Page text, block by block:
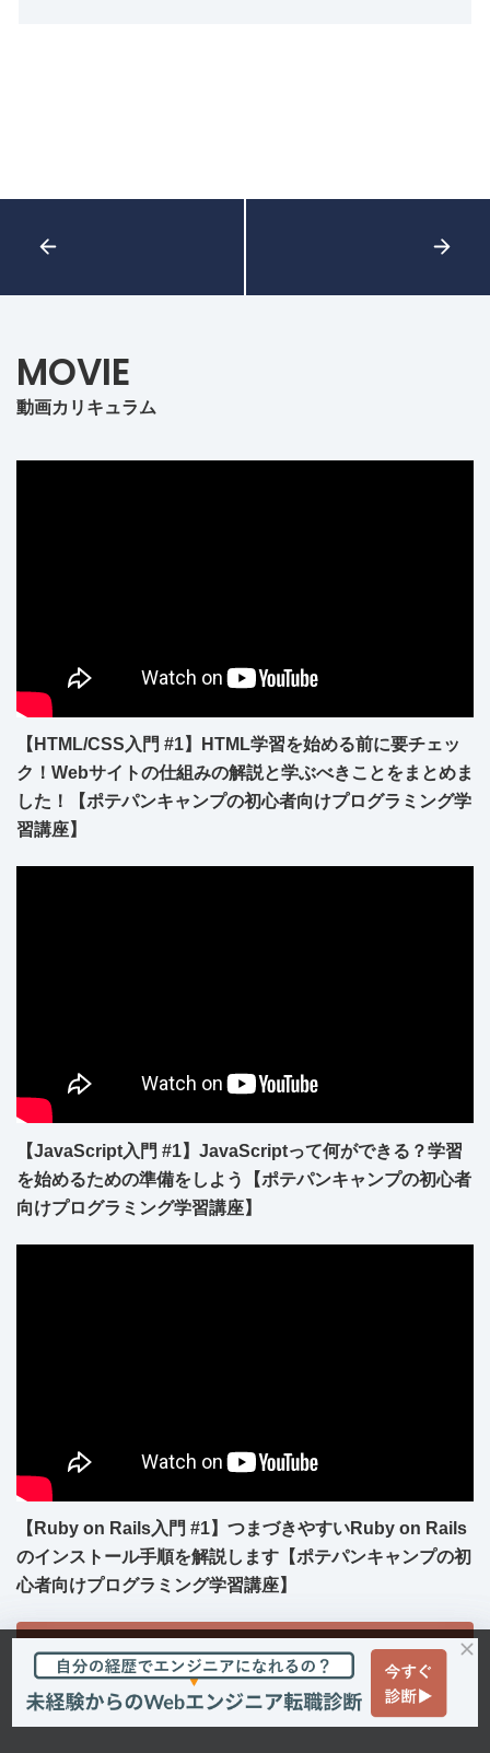
MOVIE
動画カリキュラム
【HTML/CSS入門 #1】HTML学習を始める前に要チェッ
ク！Webサイトの仕組みの解説と学ぶべきことをまとめま
した！【ポテパンキャンプの初心者向けプログラミング学
習講座】
【JavaScript入門 #1】JavaScriptって何ができる？学習
を始めるための準備をしよう【ポテパンキャンプの初心者
向けプログラミング学習講座】
【Ruby on Rails入門 #1】つまづきやすいRuby on Rails
のインストール手順を解説します【ポテパンキャンプの初
心者向けプログラミング学習講座】